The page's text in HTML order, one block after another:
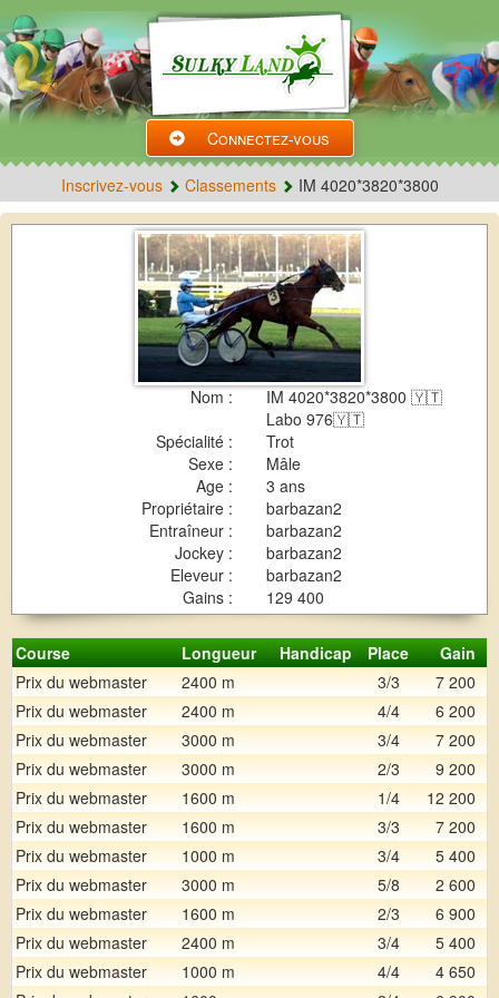
Connectez-vous
Inscrivez-vous Classements IM 4020*3820*3800
Nom :
IM 4020*3820*3800 🇾🇹
Labo 976🇾🇹
Spécialité :
Trot
Sexe :
Mâle
Age :
3 ans
Propriétaire :
barbazan2
Entraîneur :
barbazan2
Jockey :
barbazan2
Eleveur :
barbazan2
Gains :
129 400
Course Longueur Handicap Place
Gain
Prix du webmaster
2400 m 3/3 7 200
Prix du webmaster
2400 m 4/4 6 200
Prix du webmaster
3000 m 3/4 7 200
Prix du webmaster
3000 m 2/3 9 200
Prix du webmaster
1600 m 1/4 12 200
Prix du webmaster
1600 m 3/3
7 200
Prix du webmaster
1000 m 3/4 5 400
Prix du webmaster
3000 m 5/8 2 600
Prix du webmaster
1600 m 2/3 6 900
Prix du webmaster
2400 m 3/4 5 400
Prix du webmaster
1000 m 4/4 4 650